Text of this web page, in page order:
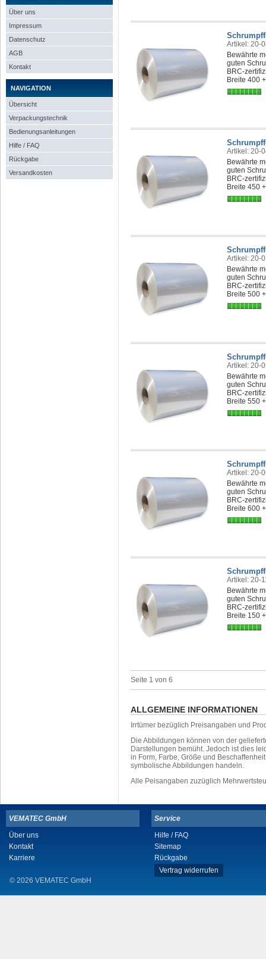
Über uns
Impressum
Datenschutz
AGB
Kontakt
NAVIGATION
Übersicht
Verpackungstechnik
Bedienungsanleitungen
Hilfe / FAQ
Rückgabe
Versandkosten
Artikel: 20-
Bewährte
guten
BRC-
Breite 400
Artikel: 20-
Bewährte
guten
BRC-
Breite 450
Artikel: 20-
Bewährte
guten
BRC-
Breite 500
Artikel: 20-
Bewährte
guten
BRC-
Breite 550
Artikel: 20-
Bewährte
guten
BRC-
Breite 600
Artikel: 20-
Bewährte
guten
BRC-
Breite 150
Seite 1 von 6
ALLGEMEINE INFORMATIONEN
Irrtümer bezüglich Preisangaben und
Die Abbildungen können von der
Darstellungen bemüht. Jedoch ist dies
in Form, Farbe, Größe und
symbolische Abbildungen handeln.
Alle Peisangaben zuzüglich
VEMATEC GmbH
Über uns
Kontakt
Karriere
© 2026 VEMATEC GmbH
Service
Hilfe / FAQ
Sitemap
Rückgabe
Vertrag widerrufen